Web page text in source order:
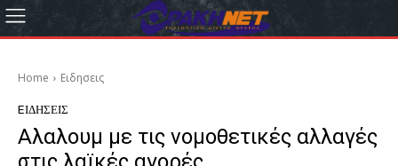
Home Eιδησεις
EΙΔΗΣΕΙΣ
Αλαλουμ με τις νομοθετικές αλλαγές